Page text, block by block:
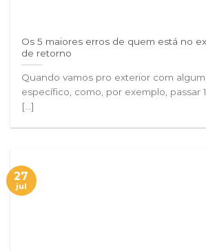
Os 5 maiores erros de quem está no
de retorno
Quando vamos pro exterior com
específico, como, por exemplo, passar
[...]
27
jul